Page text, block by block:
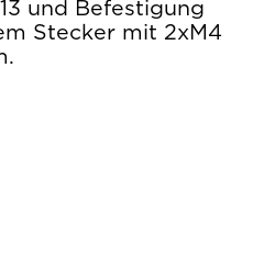
und Befestigung
Stecker mit 2xM4